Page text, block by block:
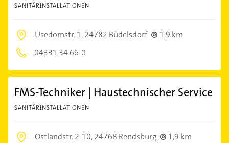
SANITÄRINSTALLATIONEN
Usedomstr. 1,24782 Büdelsdorf
1,9 km
04331 34 66-0
FMS-Techniker | Haustechnischer Service
SANITÄRINSTALLATIONEN
Ostlandstr. 2-10,24768 Rendsburg
1,9 km